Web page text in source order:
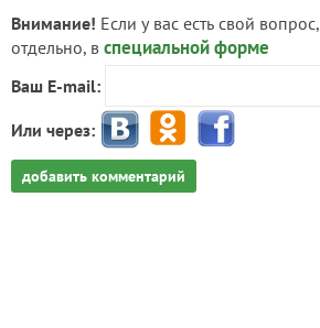
Внимание! Если у вас есть свой
отдельно, в специальной форме
Ваш E-mail:
Или через:
добавить комментарий